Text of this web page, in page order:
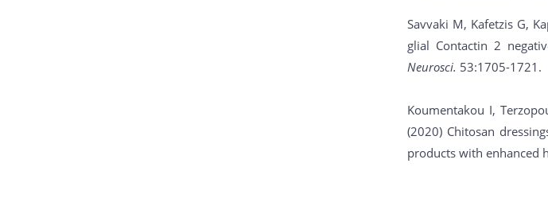
Savvaki M, Kafetzis G,
glial Contactin 2
Neurosci. 53:1705-1721.
Koumentakou I,
(2020) Chitosan
products with enhanced